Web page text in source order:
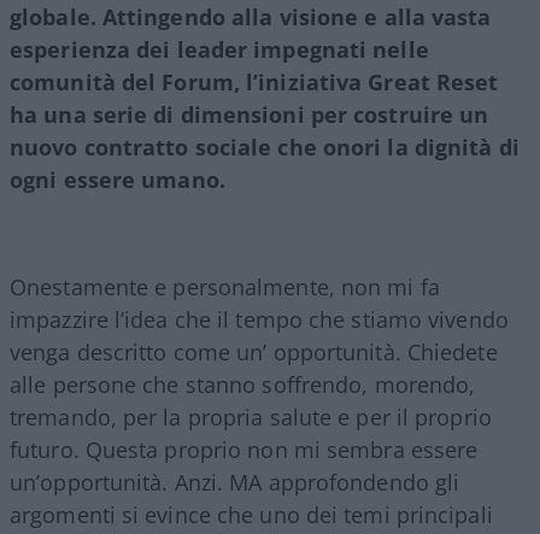
globale. Attingendo alla visione e alla vasta
esperienza dei leader impegnati nelle
comunità del Forum, l’iniziativa Great Reset
ha una serie di dimensioni per costruire un
nuovo contratto sociale che onori la dignità di
ogni essere umano.
Onestamente e personalmente, non mi fa
impazzire l’idea che il tempo che stiamo vivendo
venga descritto come un’ opportunità. Chiedete
alle persone che stanno soffrendo, morendo,
tremando, per la propria salute e per il proprio
futuro. Questa proprio non mi sembra essere
un’opportunità. Anzi. MA approfondendo gli
argomenti si evince che uno dei temi principali